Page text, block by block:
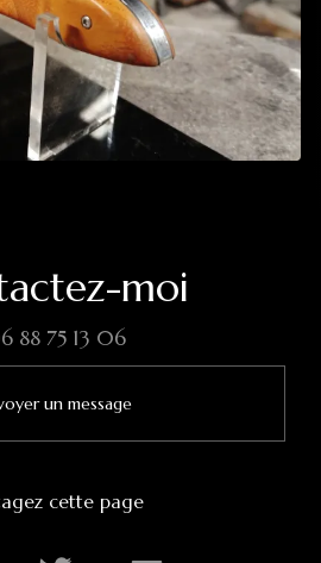
moi
88 75 13 06
un message
cette page